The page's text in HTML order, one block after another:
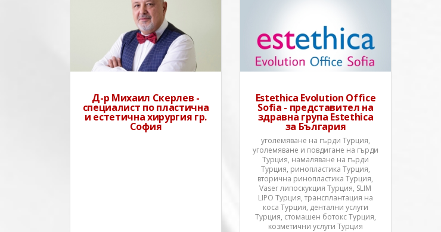
Д-р Михаил Скерлев е
специалист по пластична и
естетична хирургия. Извършва
целия набор от медицински
интервенции в областта на
пластичната и естетична меди
Д-р Михаил Скерлев -
специалист по пластична
и естетична хирургия гр.
София
Estethica Evolution Office
Sofia - представител на
здравна група Estethica
за България
уголемяване на гърди Турция,
уголемяване и повдигане на гърди
Турция, намаляване на гърди
Турция, ринопластика Турция,
вторична ринопластика Турция,
Vaser липоскукция Турция, SLIM
LIPO Турция, трансплантация на
коса Турция, дентални услуги
Турция, стомашен ботокс Турция,
козметични услуги Турция